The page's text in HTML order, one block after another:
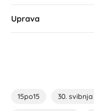
Uprava
15po15 30. svibnja